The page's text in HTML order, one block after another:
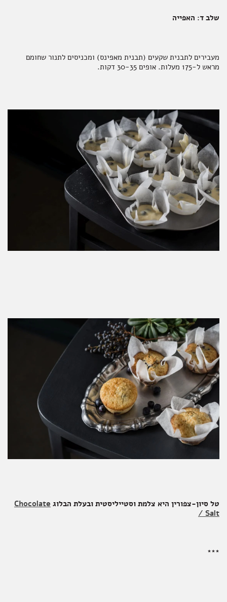
שלב ד: האפייה
מעבירים לתבנית שקעים (תבנית מאפינס) ומכניסים לתנור שחומם
מראש ל-175 מעלות. אופים 30-35 דקות.
טל סיון-צפורין היא צלמת וסטייליסטית ובעלת הבלוג Chocolate
/ Salt
***